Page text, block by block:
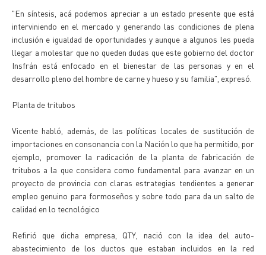
"En síntesis, acá podemos apreciar a un estado presente que está
interviniendo en el mercado y generando las condiciones de plena
inclusión e igualdad de oportunidades y aunque a algunos les pueda
llegar a molestar que no queden dudas que este gobierno del doctor
Insfrán está enfocado en el bienestar de las personas y en el
desarrollo pleno del hombre de carne y hueso y su familia", expresó.
Planta de tritubos
Vicente habló, además, de las políticas locales de sustitución de
importaciones en consonancia con la Nación lo que ha permitido, por
ejemplo, promover la radicación de la planta de fabricación de
tritubos a la que considera como fundamental para avanzar en un
proyecto de provincia con claras estrategias tendientes a generar
empleo genuino para formoseños y sobre todo para da un salto de
calidad en lo tecnológico
Refirió que dicha empresa, QTY, nació con la idea del auto-
abastecimiento de los ductos que estaban incluidos en la red